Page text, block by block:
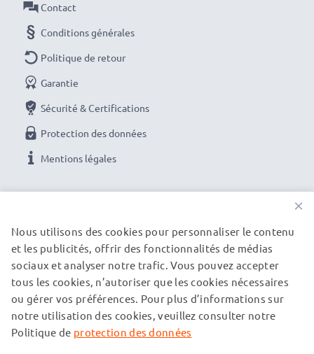
Contact
Conditions générales
Politique de retour
Garantie
Sécurité & Certifications
Protection des données
Mentions légales
NOS PARTENAIRES DE LIVRAISON
© subtel.fr 2026
Tous les prix incluent la TVA et excluent les frais de port.
Veuillez noter que toutes les marques citées sont des
×
Nous utilisons des cookies pour personnaliser le contenu
et les publicités, offrir des fonctionnalités de médias
sociaux et analyser notre trafic. Vous pouvez accepter
tous les cookies, n’autoriser que les cookies nécessaires
ou gérer vos préférences. Pour plus d’informations sur
notre utilisation des cookies, veuillez consulter notre
Politique de protection des données